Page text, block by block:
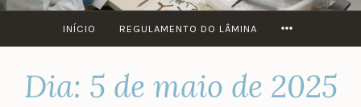
INÍCIO REGULAMENTO DO LÂMINA
Dia: 5 de maio de 2025